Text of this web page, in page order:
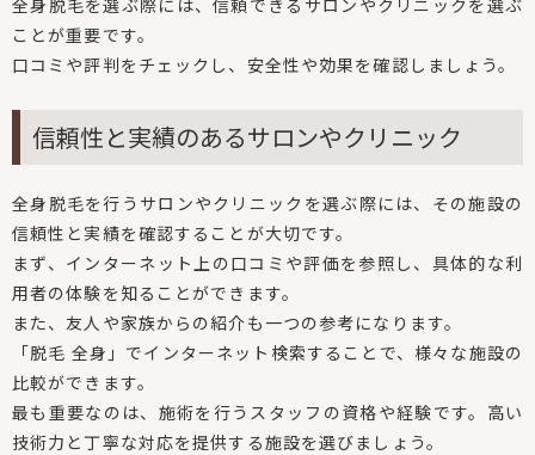
全身脱毛を選ぶ際には、信頼できるサロンやクリニックを選ぶ
ことが重要です。
口コミや評判をチェックし、安全性や効果を確認しましょう。
信頼性と実績のあるサロンやクリニック
全身脱毛を行うサロンやクリニックを選ぶ際には、その施設の
信頼性と実績を確認することが大切です。
まず、インターネット上の口コミや評価を参照し、具体的な利
用者の体験を知ることができます。
また、友人や家族からの紹介も一つの参考になります。
「脱毛 全身」でインターネット検索することで、様々な施設の
比較ができます。
最も重要なのは、施術を行うスタッフの資格や経験です。高い
技術力と丁寧な対応を提供する施設を選びましょう。